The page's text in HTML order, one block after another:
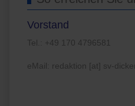
Vorstand
Tel.: +49 170 4796581
eMail: redaktion [at] sv-